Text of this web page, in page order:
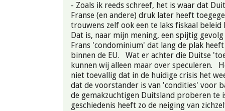
- Zoals ik reeds schreef, het is waar dat
Franse (en andere) druk later heeft
trouwens zelf ook een te laks fiskaal
Dat is, naar mijn mening, een spijtig
Frans 'condominium' dat lang de plak
binnen de EU. Wat er achter die Duitse
kunnen wij alleen maar over speculeren.
niet toevallig dat in de huidige crisis het
dat de voorstander is van 'condities' voor
de gemakzuchtigen Duitsland proberen te
geschiedenis heeft zo de neiging van